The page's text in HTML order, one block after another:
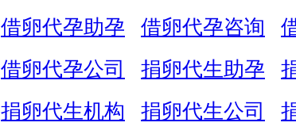
借卵代孕助孕 借卵代孕咨询
借卵代孕公司 捐卵代生助孕
捐卵代生机构 捐卵代生公司